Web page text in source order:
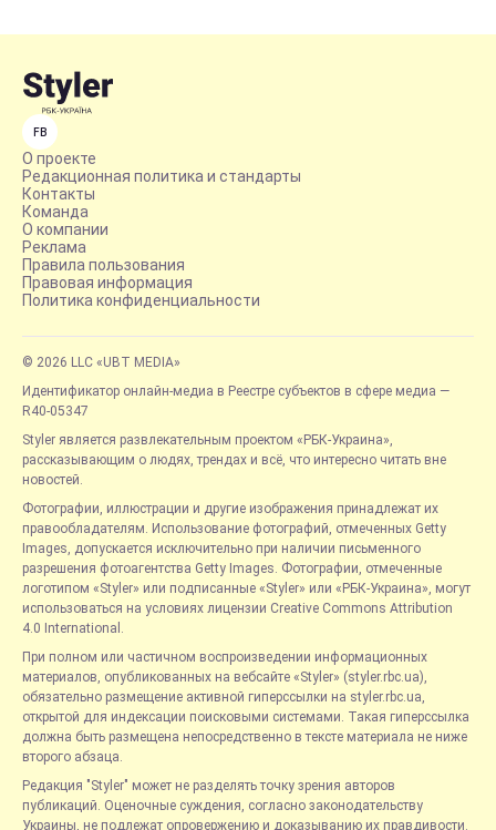
FB
О проекте
Редакционная политика и стандарты
Контакты
Команда
О компании
Реклама
Правила пользования
Правовая информация
Политика конфиденциальности
© 2026 LLC «UBT MEDIA»
Идентификатор онлайн-медиа в Реестре субъектов в сфере медиа —
R40-05347
Styler является развлекательным проектом «РБК-Украина»,
рассказывающим о людях, трендах и всё, что интересно читать вне
новостей.
Фотографии, иллюстрации и другие изображения принадлежат их
правообладателям. Использование фотографий, отмеченных Getty
Images, допускается исключительно при наличии письменного
разрешения фотоагентства Getty Images. Фотографии, отмеченные
логотипом «Styler» или подписанные «Styler» или «РБК-Украина», могут
использоваться на условиях лицензии Creative Commons Attribution
4.0 International.
При полном или частичном воспроизведении информационных
материалов, опубликованных на вебсайте «Styler» (styler.rbc.ua),
обязательно размещение активной гиперссылки на styler.rbc.ua,
открытой для индексации поисковыми системами. Такая гиперссылка
должна быть размещена непосредственно в тексте материала не ниже
второго абзаца.
Редакция "Styler" может не разделять точку зрения авторов
публикаций. Оценочные суждения, согласно законодательству
Украины, не подлежат опровержению и доказыванию их правдивости.